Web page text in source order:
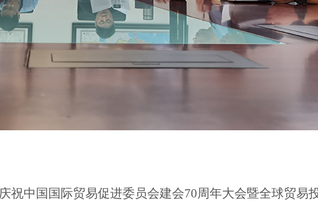
祝中国国际贸易促进委员会建会70周年大会暨全球贸易